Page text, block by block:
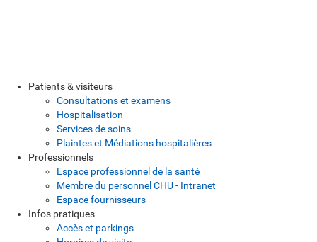
Patients & visiteurs
Consultations et examens
Hospitalisation
Services de soins
Plaintes et Médiations hospitalières
Professionnels
Espace professionnel de la santé
Membre du personnel CHU - Intranet
Espace fournisseurs
Infos pratiques
Accès et parkings